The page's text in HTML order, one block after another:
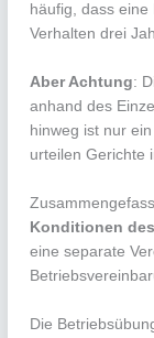
häufig, dass
Verhalten drei
Aber Achtung:
anhand des
hinweg ist nur
urteilen Gerichte
Konditionen
eine separate
Die